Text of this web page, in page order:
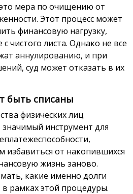
мера по очищению от
Этот процесс может
финансовую нагрузку,
с чистого листа. Однако не все
аннулированию, и при
суд может отказать в их
быть списаны
физических лиц
значимый инструмент для
избавиться от накопившихся
жизнь заново.
какие именно долги
рамках этой процедуры.